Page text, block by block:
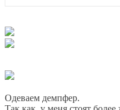
Одеваем демпфер.